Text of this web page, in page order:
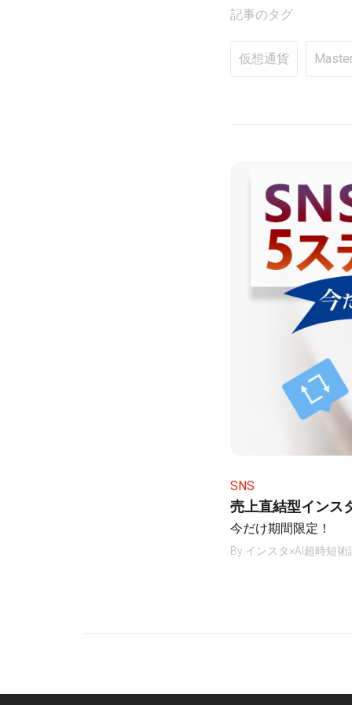
記事のタグ
仮想通貨
SNS
売上直結型インス
今だけ期間限定！
By インスタ×AI超時短術